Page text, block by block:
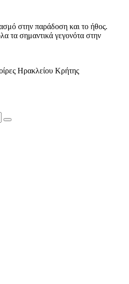
στην παράδοση και το ήθος.
τα σημαντικά γεγονότα στην
Ηρακλείου Κρήτης